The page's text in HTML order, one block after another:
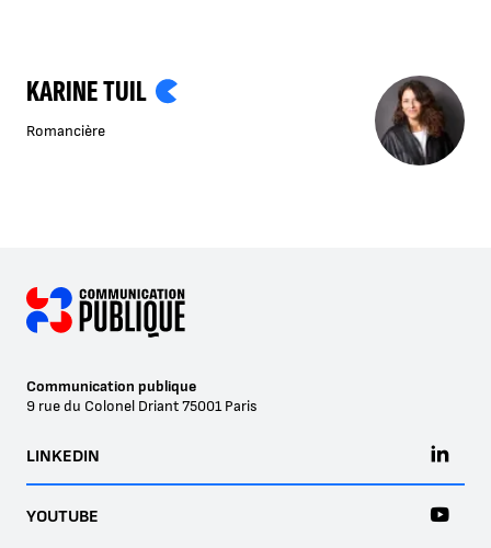
KARINE TUIL
Romancière
Communication publique
9 rue du Colonel Driant75001 Paris
LINKEDIN
YOUTUBE